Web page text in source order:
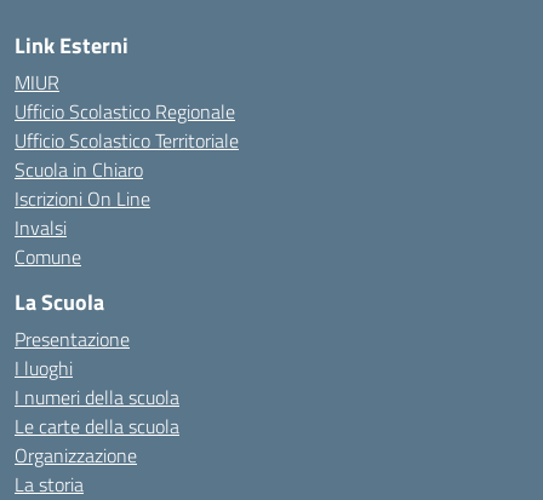
Link Esterni
MIUR
Ufficio Scolastico Regionale
Ufficio Scolastico Territoriale
Scuola in Chiaro
Iscrizioni On Line
Invalsi
Comune
La Scuola
Presentazione
I luoghi
I numeri della scuola
Le carte della scuola
Organizzazione
La storia